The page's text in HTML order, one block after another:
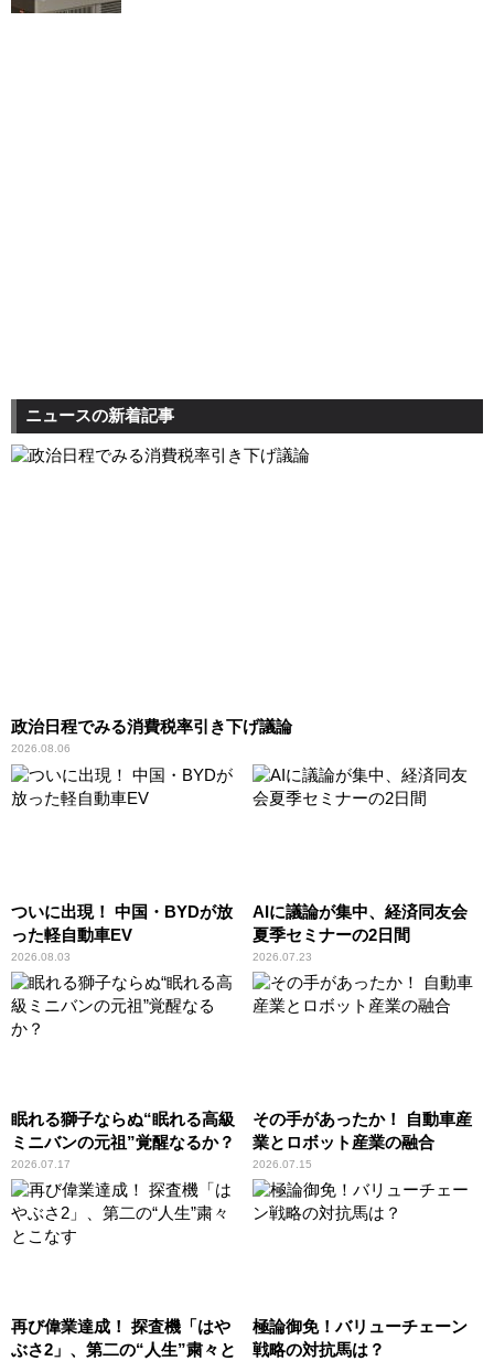
ニュースの新着記事
政治日程でみる消費税率引き下げ議論
2026.08.06
ついに出現！ 中国・BYDが放
った軽自動車EV
2026.08.03
AIに議論が集中、経済同友会
夏季セミナーの2日間
2026.07.23
眠れる獅子ならぬ“眠れる高級
ミニバンの元祖”覚醒なるか？
2026.07.17
その手があったか！ 自動車産
業とロボット産業の融合
2026.07.15
再び偉業達成！ 探査機「はや
ぶさ2」、第二の“人生”粛々と
極論御免！バリューチェーン
戦略の対抗馬は？